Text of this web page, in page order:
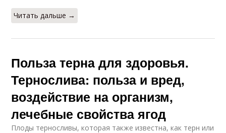
Читать дальше →
Польза терна для здоровья.
Тернослива: польза и вред,
воздействие на организм,
лечебные свойства ягод
Плоды терносливы, которая также известна, как терн или